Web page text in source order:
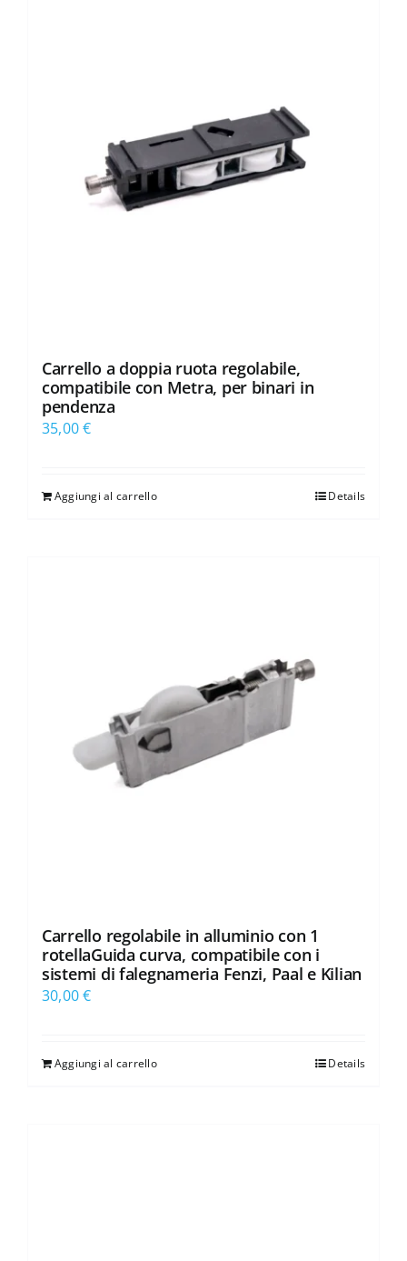
Carrello a doppia ruota regolabile,
compatibile con Metra, per binari in
pendenza
35,00€
Aggiungi al carrello Details
Carrello regolabile in alluminio con 1
rotellaGuida curva, compatibile con i
sistemi di falegnameria Fenzi, Paal e Kilian
30,00€
Aggiungi al carrello Details